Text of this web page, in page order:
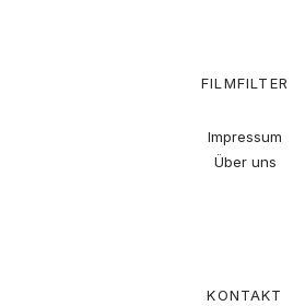
FILMFILTER
Impressum
Über uns
KONTAKT